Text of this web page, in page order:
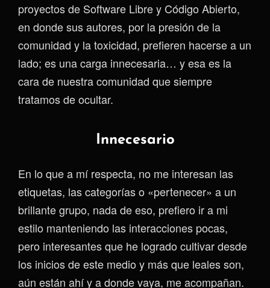
proyectos de Software Libre y Código Abierto,
en donde sus autores, por la presión de la
comunidad y la toxicidad, prefieren hacerse a un
lado; es una carga innecesaria… y esa es la
cara de nuestra comunidad que siempre
tratamos de ocultar.
Innecesario
En lo que a mí respecta, no me interesan las
etiquetas, las categorías o «pertenecer» a un
brillante grupo, nada de eso, prefiero ir a mi
estilo manteniendo las interacciones pocas,
pero interesantes que he logrado cultivar desde
los inicios de este medio y más que leales son,
aún están ahí y a donde vaya, me acompañan.